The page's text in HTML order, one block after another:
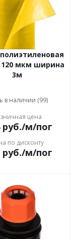
мкм ширина
3м
в наличии (99)
цена
руб./м/пог
по дисконту
руб./м/пог